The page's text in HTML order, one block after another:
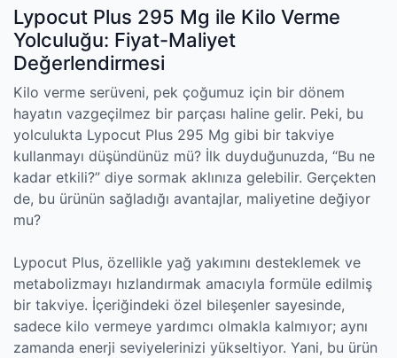
Lypocut Plus 295 Mg ile Kilo Verme
Yolculuğu: Fiyat-Maliyet
Değerlendirmesi
Kilo verme serüveni, pek çoğumuz için bir dönem
hayatın vazgeçilmez bir parçası haline gelir. Peki, bu
yolculukta Lypocut Plus 295 Mg gibi bir takviye
kullanmayı düşündünüz mü? İlk duyduğunuzda, “Bu ne
kadar etkili?” diye sormak aklınıza gelebilir. Gerçekten
de, bu ürünün sağladığı avantajlar, maliyetine değiyor
mu?
Lypocut Plus, özellikle yağ yakımını desteklemek ve
metabolizmayı hızlandırmak amacıyla formüle edilmiş
bir takviye. İçeriğindeki özel bileşenler sayesinde,
sadece kilo vermeye yardımcı olmakla kalmıyor; aynı
zamanda enerji seviyelerinizi yükseltiyor. Yani, bu ürün